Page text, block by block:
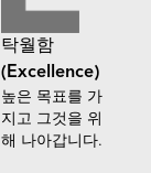
탁월함
(Excellence)
높은 목표를 가
지고 그것을 위
해 나아갑니다.